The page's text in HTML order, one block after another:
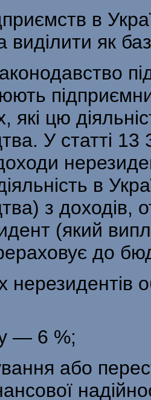
в
як
які цю
У статті 13
в
з доходів,
(який
до
нерезидентів
— 6 %;
або